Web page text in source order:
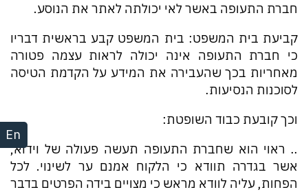
En
חברת התעופה באשר לאי יכולתה לאתר את הנוסע.
קביעת בית המשפט: בית המשפט קבע בראשית דבריו
כי חברת התעופה אינה יכולה לראות עצמה פטורה
מאחריות בכך שהעבירה את המידע על הקדמת הטיסה
לסוכנות הנסיעות.
וכך קובעת כבוד השופטת:
.. ראוי הוא שחברת התעופה תעשה פעולה של וידוא,
אשר בגדרה תוודא כי הלקוח אמנם ער לשינוי. לכל
הפחות, עליה לוודא מראש כי מצויים בידה הפרטים בדבר